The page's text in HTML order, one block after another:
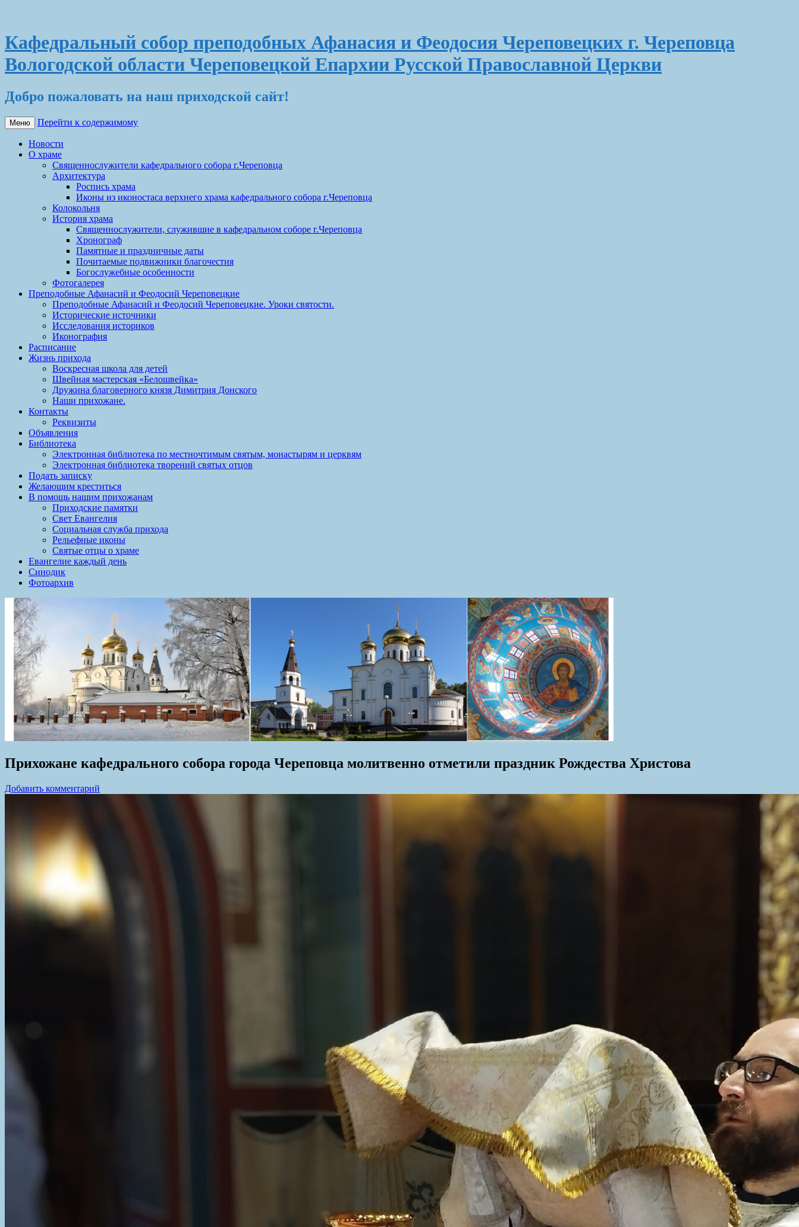
Кафедральный собор преподобных Афанасия и Феодосия Череповецких г. Череповца
Вологодской области Череповецкой Епархии Русской Православной Церкви
Добро пожаловать на наш приходской сайт!
Меню Перейти к содержимому
Новости
О храме
Священнослужители кафедрального собора г.Череповца
Архитектура
Роспись храма
Иконы из иконостаса верхнего храма кафедрального собора г.Череповца
Колокольня
История храма
Священнослужители, служившие в кафедральном соборе г.Череповца
Хронограф
Памятные и праздничные даты
Почитаемые подвижники благочестия
Богослужебные особенности
Фотогалерея
Преподобные Афанасий и Феодосий Череповецкие
Преподобные Афанасий и Феодосий Череповецкие. Уроки святости.
Исторические источники
Исследования историков
Иконография
Расписание
Жизнь прихода
Воскресная школа для детей
Швейная мастерская «Белошвейка»
Дружина благоверного князя Димитрия Донского
Наши прихожане.
Контакты
Реквизиты
Объявления
Библиотека
Электронная библиотека по местночтимым святым, монастырям и церквям
Электронная библиотека творений святых отцов
Подать записку
Желающим креститься
В помощь нашим прихожанам
Приходские памятки
Свет Евангелия
Социальная служба прихода
Рельефные иконы
Святые отцы о храме
Евангелие каждый день
Синодик
Фотоархив
Прихожане кафедрального собора города Череповца молитвенно отметили праздник Рождества Христова
Добавить комментарий